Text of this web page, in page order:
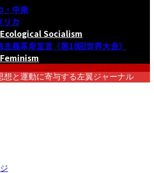
・中東
リカ
Ecological Socialism
主義革命宣言〈第18回世界大会〉
Feminism
想と運動に寄与する左翼ジャーナル